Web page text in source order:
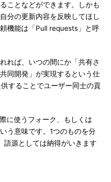
ことなどができます。しかも
分の更新内容を反映してほし
機能は「Pull requests」と呼
れば、いつの間にか「共有さ
同開発」が実現するという仕
することでユーザー同士の貢
に使うフォーク、もしくは
う意味です。1つのものを分
語源としては納得がいきます